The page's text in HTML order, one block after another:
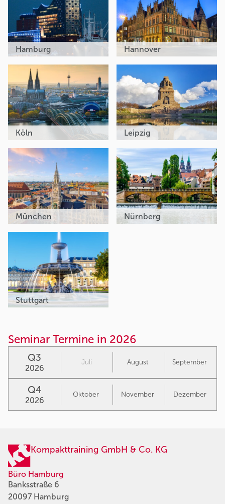
Hamburg Hannover
Köln Leipzig
München Nürnberg
Stuttgart
Seminar Termine in 2026
Q3
2026
Juli August September
Q4
2026
Oktober November Dezember
Kompakttraining GmbH & Co. KG
Büro Hamburg
Banksstraße 6
20097 Hamburg